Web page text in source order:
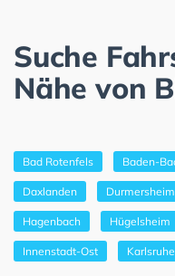
Suche
Nähe von
Bad Rotenfels Baden-
Daxlanden Durmersheim
Hagenbach Hügelsheim
Innenstadt-Ost Karlsruhe